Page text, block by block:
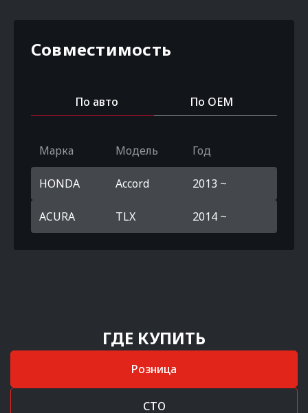
Совместимость
По авто По OEM
Марка Модель Год
HONDA Accord 2013 ~
ACURA TLX 2014 ~
ГДЕ КУПИТЬ
Розница
СТО